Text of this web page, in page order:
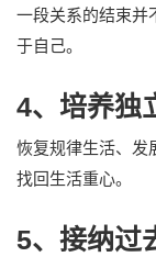
一段关系的结束并
于自己。
4、培养独
恢复规律生活、发
找回生活重心。
5、接纳过